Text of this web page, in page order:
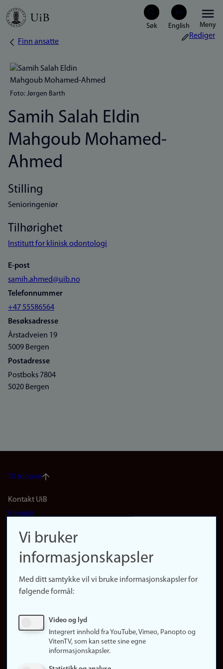
Hopp
Meny
Navigasjonssti
Finn ansatte
Rediger
Foto: Jørgen Barth
Samih Salah Eldin
Mahgoub Mohamed-
Ahmed
Stilling
Senioringeniør
Tilhørighet
Institutt for klinisk odontologi
E-post
samih.ahmed@uib.no
Telefonnummer
+47 55586564
Besøksadresse
Årstadveien 19
5009 Bergen
Postadresse
Postboks 7804
5020 Bergen
Til toppen
Footer
(no)
Kontakt UiB
Kontakt
Finn forsker
Presse
Finn studier
Ledige stillinger
Vi bruker
informasjonskapsler
Med ditt samtykke vil vi bruke informasjonskapsler for
følgende formål:
Video og lyd
Integrert innhold fra YouTube, Vimeo, Panopto og
VitenTV, som kan sette sine egne
informasjonskapsler.